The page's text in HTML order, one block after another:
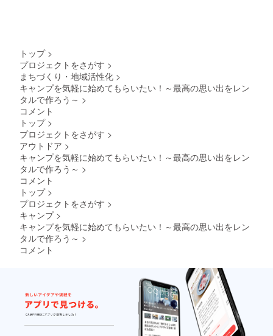
トップ >
プロジェクトをさがす >
まちづくり・地域活性化 >
キャンプを気軽に始めてもらいたい！～最高の思い出をレン
タルで作ろう～ >
コメント
トップ >
プロジェクトをさがす >
アウトドア >
キャンプを気軽に始めてもらいたい！～最高の思い出をレン
タルで作ろう～ >
コメント
トップ >
プロジェクトをさがす >
キャンプ >
キャンプを気軽に始めてもらいたい！～最高の思い出をレン
タルで作ろう～ >
コメント